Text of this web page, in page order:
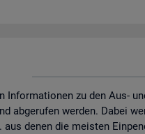
Informationen zu den Aus-
abgerufen werden. Dabei
aus denen die meisten